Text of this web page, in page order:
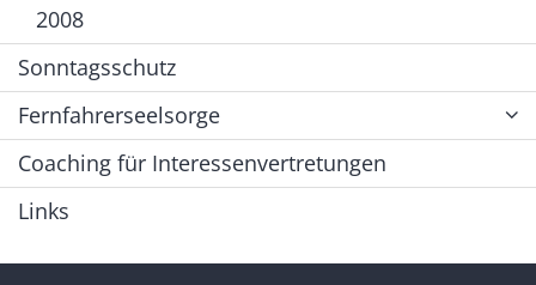
2008
Sonntagsschutz
Fernfahrerseelsorge
Coaching für Interessenvertretungen
Links